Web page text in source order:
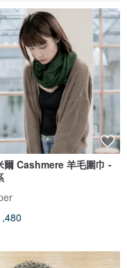
爾 Cashmere 羊毛圍巾 -